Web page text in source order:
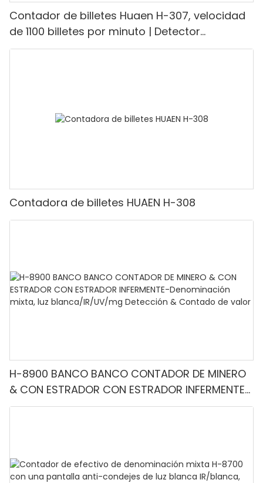
Contador de billetes Huaen H-307, velocidad
de 1100 billetes por minuto | Detector
UV/magnético/infrarrojo/falsificación,
Contadora de billetes HUAEN H-308
H-8900 BANCO BANCO CONTADOR DE MINERO
& CON ESTRADOR CON ESTRADOR INFERMENTE-
Denominación mixta, luz blanca/IR/UV/mg